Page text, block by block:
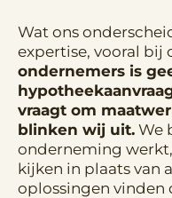
Wat ons
expertise, vooral bij
ondernemers is
vraagt om
blinken wij uit. We
onderneming
kijken in plaats van
oplossingen vinden